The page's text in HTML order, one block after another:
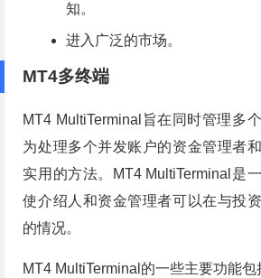
知。
进入广泛的市场。
MT4多终端
MT4 MultiTerminal旨在同时管理多
为处理多个并发账户的资金管理者
实用的方法。MT4 MultiTerminal是
使介绍人和资金管理者可以在与投
的情况。
MT4 MultiTerminal的一些主要功能包